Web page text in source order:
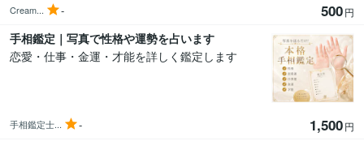
Cream... - 500円
手相鑑定｜写真で性格や運勢を占います
恋愛・仕事・金運・才能を詳しく鑑定します
手相鑑定士... - 1,500円